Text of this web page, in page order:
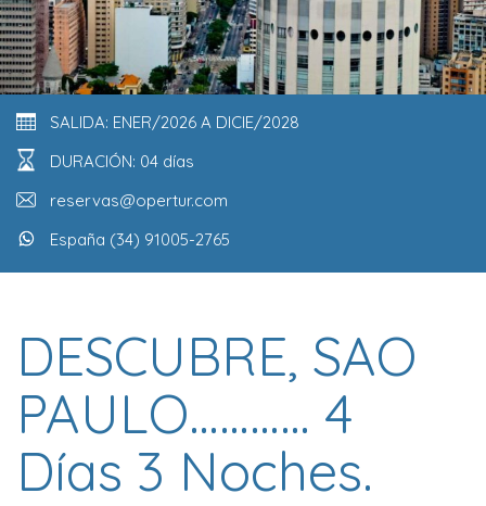
SALIDA: ENER/2026 A DICIE/2028
DURACIÓN: 04 días
reservas@opertur.com
España (34) 91005-2765
DESCUBRE, SAO
PAULO………… 4
Días 3 Noches.